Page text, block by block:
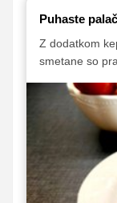
Puhaste
Z dodatkom
smetane so